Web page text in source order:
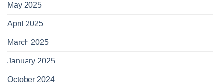
May 2025
April 2025
March 2025
January 2025
October 2024